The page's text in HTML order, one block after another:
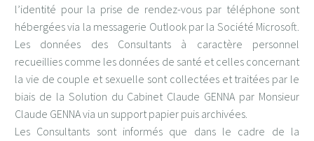
l’identité pour la prise de rendez-vous par téléphone sont
hébergées via la messagerie Outlook par la Société Microsoft.
Les données des Consultants à caractère personnel
recueillies comme les données de santé et celles concernant
la vie de couple et sexuelle sont collectées et traitées par le
biais de la Solution du Cabinet Claude GENNA par Monsieur
Claude GENNA via un support papier puis archivées.
Les Consultants sont informés que dans le cadre de la